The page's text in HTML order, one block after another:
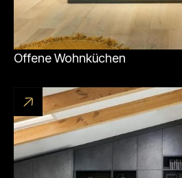
Offene Wohnküchen